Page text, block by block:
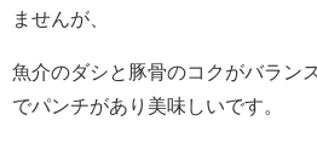
ませんが、
魚介のダシと豚骨のコクがバラン
でパンチがあり美味しいです。